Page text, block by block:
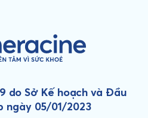
do Sở Kế hoạch và Đầu
ngày 05/01/2023